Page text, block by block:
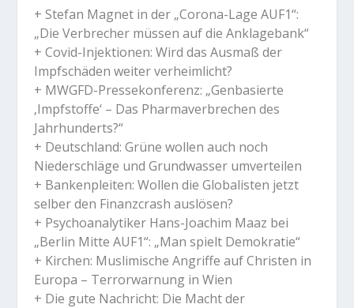
+ Stefan Magnet in der „Corona-Lage AUF1“:
„Die Verbrecher müssen auf die Anklagebank“
+ Covid-Injektionen: Wird das Ausmaß der
Impfschäden weiter verheimlicht?
+ MWGFD-Pressekonferenz: „Genbasierte
‚Impfstoffe‘ – Das Pharmaverbrechen des
Jahrhunderts?“
+ Deutschland: Grüne wollen auch noch
Niederschläge und Grundwasser umverteilen
+ Bankenpleiten: Wollen die Globalisten jetzt
selber den Finanzcrash auslösen?
+ Psychoanalytiker Hans-Joachim Maaz bei
„Berlin Mitte AUF1“: „Man spielt Demokratie“
+ Kirchen: Muslimische Angriffe auf Christen in
Europa – Terrorwarnung in Wien
+ Die gute Nachricht: Die Macht der